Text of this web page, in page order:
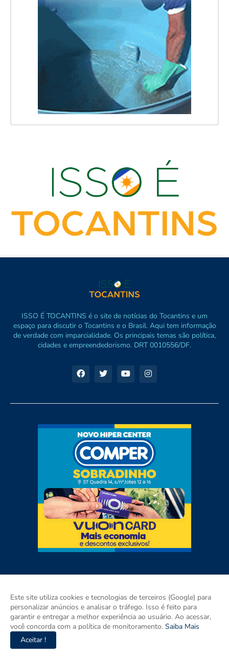
ISSO É TOCANTINS é o site de notícias do Tocantins e um
espaço para discutir o Tocantins e o Brasil. Aqui tem informação
de verdade com imparcialidade. Os principais temas são política,
cidades e empreendedorismo. DRT 0010556/DF.
Este site utiliza cookies e tecnologias de terceiros (Google) para
personalizar anúncios e analisar o tráfego. Isso é feito para
garantir e entregar a melhor experiência ao usuário. Ao acessar,
você concorda com a política de monitoramento. Saiba Mais
Aceitar !